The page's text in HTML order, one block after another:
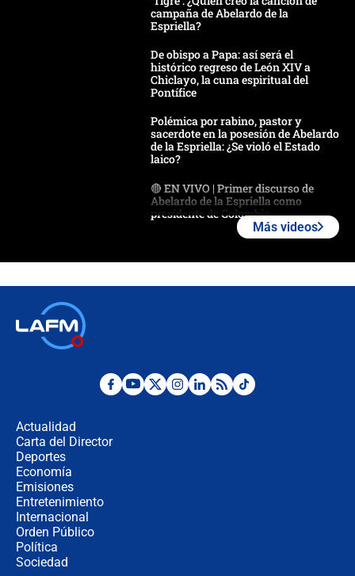
campaña de Abelardo de la
Espriella?
De obispo a Papa: así será el
histórico regreso de León XIV a
Chiclayo, la cuna espiritual del
Pontífice
Polémica por rabino, pastor y
sacerdote en la posesión de Abelardo
de la Espriella: ¿Se violó el Estado
laico?
🔴 EN VIVO | Primer discurso de
Abelardo de la Espriella como
presidente de Colombia
Espriella en Cali inicia la
Desde dermatitis hasta infecciones:
Más videos
Actualidad
Carta del Director
Deportes
Economía
Emisiones
Entretenimiento
Internacional
Orden Público
Política
Sociedad